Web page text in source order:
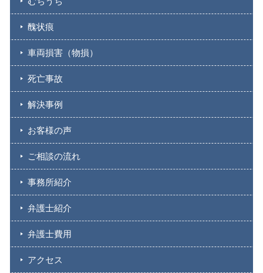
醜状痕
車両損害（物損）
死亡事故
解決事例
お客様の声
ご相談の流れ
事務所紹介
弁護士紹介
弁護士費用
アクセス